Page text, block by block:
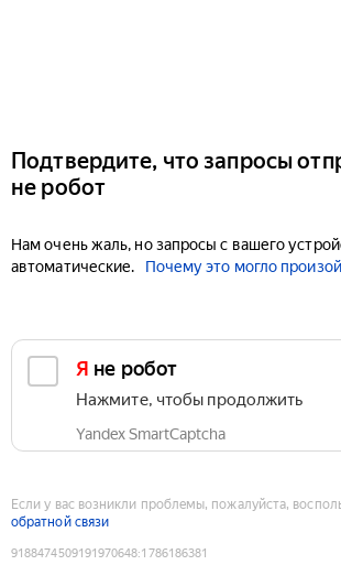
Подтвердите, что запросы
не робот
Нам очень жаль, но запросы с вашего
автоматические.
Почему это могло
Я не робот
Нажмите, чтобы продолжить
Yandex SmartCaptcha
Если у вас возникли проблемы, пожалуйста,
обратной связи
9188474509191970648:1786186381